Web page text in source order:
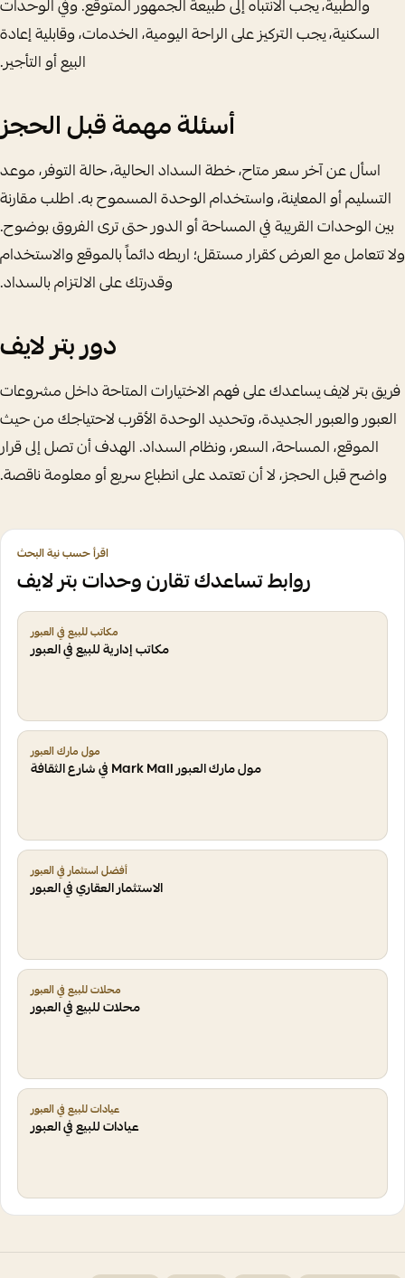
والطبية، يجب الانتباه إلى طبيعة الجمهور المتوقع. وفي الوحدات
السكنية، يجب التركيز على الراحة اليومية، الخدمات، وقابلية إعادة
البيع أو التأجير.
أسئلة مهمة قبل الحجز
اسأل عن آخر سعر متاح، خطة السداد الحالية، حالة التوفر، موعد
التسليم أو المعاينة، واستخدام الوحدة المسموح به. اطلب مقارنة
بين الوحدات القريبة في المساحة أو الدور حتى ترى الفروق بوضوح.
ولا تتعامل مع العرض كقرار مستقل؛ اربطه دائماً بالموقع والاستخدام
وقدرتك على الالتزام بالسداد.
دور بتر لايف
فريق بتر لايف يساعدك على فهم الاختيارات المتاحة داخل مشروعات
العبور والعبور الجديدة، وتحديد الوحدة الأقرب لاحتياجك من حيث
الموقع، المساحة، السعر، ونظام السداد. الهدف أن تصل إلى قرار
واضح قبل الحجز، لا أن تعتمد على انطباع سريع أو معلومة ناقصة.
اقرأ حسب نية البحث
روابط تساعدك تقارن وحدات بتر لايف
مكاتب للبيع في العبور
مكاتب إدارية للبيع في العبور
مول مارك العبور
مول مارك العبور Mark Mall في شارع الثقافة
أفضل استثمار في العبور
الاستثمار العقاري في العبور
محلات للبيع في العبور
محلات للبيع في العبور
عيادات للبيع في العبور
عيادات للبيع في العبور